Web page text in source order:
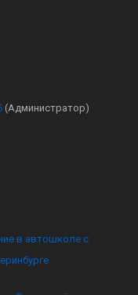
(Администратор)
в автошколе с